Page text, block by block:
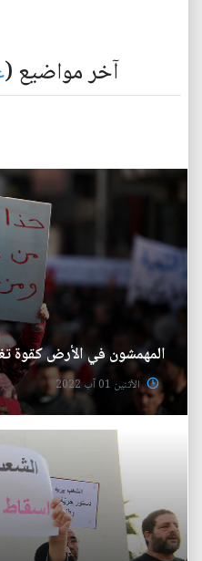
آخر مواضيع (
المهمشون في الأرض كقوة
الأثنين 01 آب 2022